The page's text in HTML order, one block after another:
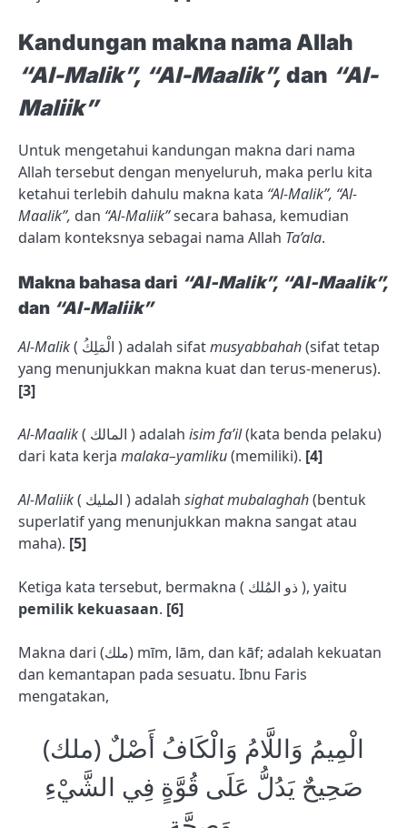
Kandungan makna nama Allah
“Al-Malik”, “Al-Maalik”, dan “Al-
Maliik”
Untuk mengetahui kandungan makna dari nama
Allah tersebut dengan menyeluruh, maka perlu kita
ketahui terlebih dahulu makna kata “Al-Malik”, “Al-
Maalik”, dan “Al-Maliik”secara bahasa, kemudian
dalam konteksnya sebagai nama Allah Ta’ala.
Makna bahasa dari “Al-Malik”, “Al-Maalik”,
dan “Al-Maliik”
Al-Malik ( الْمَلِكُ ) adalah sifatmusyabbahah(sifat tetap
yang menunjukkan makna kuat dan terus-menerus).
[3]
Al-Maalik ( المالك ) adalah isim fa’il(kata benda pelaku)
dari kata kerja malaka–yamliku(memiliki). [4]
Al-Maliik ( المليك ) adalah sighat mubalaghah(bentuk
superlatif yang menunjukkan makna sangat atau
maha). [5]
Ketiga kata tersebut, bermakna ( ذو المُلك ), yaitu
pemilik kekuasaan. [6]
Makna dari (ملك) mīm, lām, dan kāf; adalah kekuatan
dan kemantapan pada sesuatu. Ibnu Faris
mengatakan,
(ملك) الْمِيمُ وَاللَّامُ وَالْكَافُ أَصْلٌ
صَحِيحٌ يَدُلُّ عَلَى قُوَّةٍ فِي الشَّيْءِ